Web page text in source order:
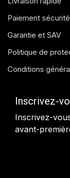
Paiement sécurité
Garantie et SAV
Politique de
Conditions
Inscrivez-
Inscrivez-
avant-